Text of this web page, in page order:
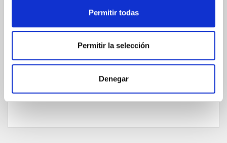
Permitir todas
Permitir la selección
Denegar